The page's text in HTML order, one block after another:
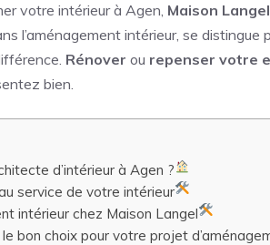
votre intérieur à Agen, Maison Langel
l’aménagement intérieur, se
Rénover ou repenser votre
bien.
d’intérieur à Agen ?
service de votre intérieur
intérieur chez Maison Langel
bon choix pour votre projet